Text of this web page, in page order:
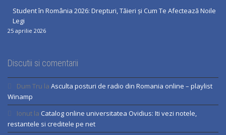
Student în România 2026: Drepturi, Tăieri și Cum Te Afectează Noile
Legi
25 aprilie 2026
Discutii si comentarii
Dum Tru la Asculta posturi de radio din Romania online – playlist
Winamp
Ionut la Catalog online universitatea Ovidius: Iti vezi notele,
restantele si creditele pe net